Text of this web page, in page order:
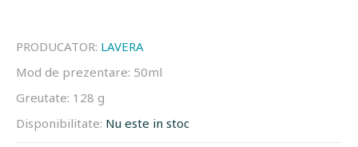
PRODUCATOR: LAVERA
Mod de prezentare: 50ml
Greutate: 128 g
Disponibilitate: Nu este in stoc